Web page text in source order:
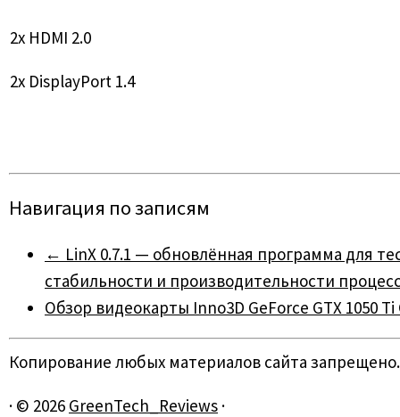
2x HDMI 2.0
2x DisplayPort 1.4
Навигация по записям
← LinX 0.7.1 — обновлённая программа для
стабильности и производительности
Обзор видеокарты Inno3D GeForce GTX 1050
Копирование любых материалов сайта запрещено.
· © 2026 GreenTech_Reviews ·